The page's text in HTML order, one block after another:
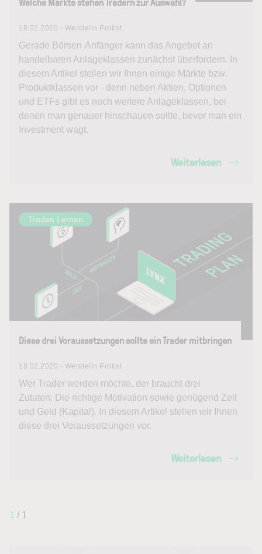
Welche Märkte stehen Tradern zur Auswahl?
18.02.2020 - Wendelin Probst
Gerade Börsen-Anfänger kann das Angebot an
handelbaren Anlageklassen zunächst überfordern. In
diesem Artikel stellen wir Ihnen einige Märkte bzw.
Produktklassen vor - denn neben Aktien, Optionen
und ETFs gibt es noch weitere Anlageklassen, bei
denen man genauer hinschauen sollte, bevor man ein
Investment wagt.
Weiterlesen
Traden Lernen
Diese drei Voraussetzungen sollte ein Trader mitbringen
18.02.2020 - Wendelin Probst
Wer Trader werden möchte, der braucht drei
Zutaten: Die richtige Motivation sowie genügend Zeit
und Geld (Kapital). In diesem Artikel stellen wir Ihnen
diese drei Voraussetzungen vor.
Weiterlesen
1 / 1